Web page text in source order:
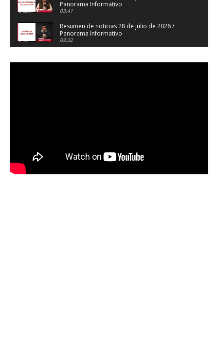
Panorama Informativo
03:41
Resumen de noticias 28 de julio de 2026 /
Panorama Informativo
03:32
Panorama Informativo